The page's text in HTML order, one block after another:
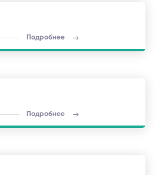
Подробнее
Подробнее